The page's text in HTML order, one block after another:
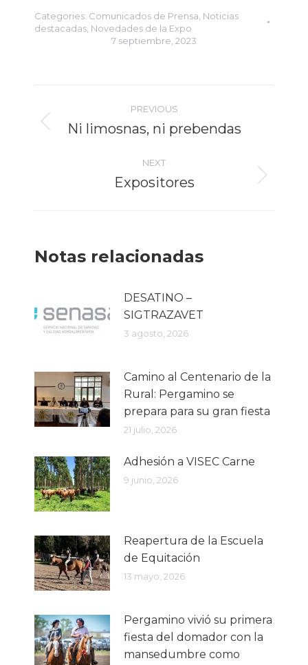
Categories: Comunicados de Prensa Noticias
destacadas Novedades de la Expo
7 septiembre, 2023
navigation
PREVIOUS
Previous
Ni limosnas, ni prebendas
NEXT
Next
Expositores
Notas relacionadas
DESATINO –
SIGTRAZAVET
3 agosto, 2026
Camino al Centenario de la
Rural: Pergamino se
prepara para su gran fiesta
21 julio, 2026
Adhesión a VISEC Carne
9 junio, 2026
Reapertura de la Escuela
de Equitación
13 mayo, 2026
Pergamino vivió su primera
fiesta del domador con la
mansedumbre como